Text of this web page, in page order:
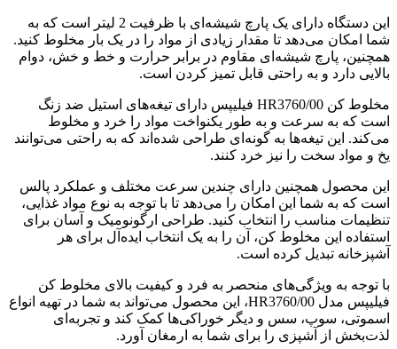
این دستگاه دارای یک پارچ شیشه‌ای با ظرفیت 2 لیتر است که به
شما امکان می‌دهد تا مقدار زیادی از مواد را در یک بار مخلوط کنید.
همچنین، پارچ شیشه‌ای مقاوم در برابر حرارت و خط و خش، دوام
بالایی دارد و به راحتی قابل تمیز کردن است.
مخلوط کن HR3760/00 فیلیپس دارای تیغه‌های استیل ضد زنگ
است که به سرعت و به طور یکنواخت مواد را خرد و مخلوط
می‌کند. این تیغه‌ها به گونه‌ای طراحی شده‌اند که به راحتی می‌توانند
یخ و مواد سخت را نیز خرد کنند.
این محصول همچنین دارای چندین سرعت مختلف و عملکرد پالس
است که به شما این امکان را می‌دهد تا با توجه به نوع مواد غذایی،
تنظیمات مناسب را انتخاب کنید. طراحی ارگونومیک و آسان برای
استفاده این مخلوط کن، آن را به یک انتخاب ایده‌آل برای هر
آشپزخانه تبدیل کرده است.
با توجه به ویژگی‌های منحصر به فرد و کیفیت بالای مخلوط کن
فیلیپس مدل HR3760/00، این محصول می‌تواند به شما در تهیه انواع
اسموتی، سوپ، سس و دیگر خوراکی‌ها کمک کند و تجربه‌ای
لذت‌بخش از آشپزی را برای شما به ارمغان آورد.